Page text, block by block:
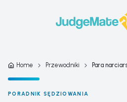
Home Przewodniki Para
PORADNIK SĘDZIOWANIA